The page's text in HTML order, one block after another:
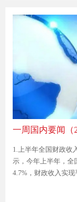
一周国内要闻（
1.上半年全国财政收
示，今年上半年，全
4.7%，财政收入实现